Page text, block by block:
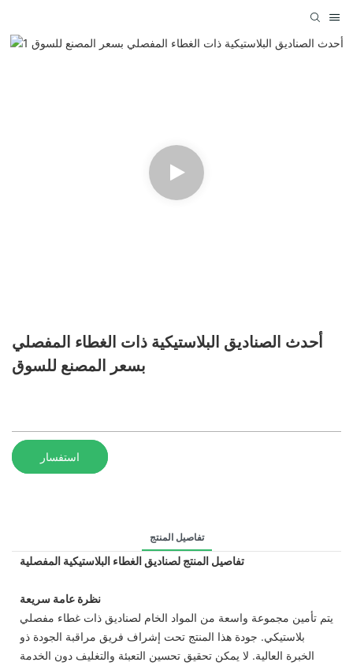
أحدث الصناديق البلاستيكية ذات الغطاء المفصلي
بسعر المصنع للسوق
استفسار
تفاصيل المنتج
تفاصيل المنتج لصناديق الغطاء البلاستيكية المفصلية
نظرة عامة سريعة
يتم تأمين مجموعة واسعة من المواد الخام لصناديق ذات غطاء مفصلي
بلاستيكي. جودة هذا المنتج تحت إشراف فريق مراقبة الجودة ذو
الخبرة العالية. لا يمكن تحقيق تحسين التعبئة والتغليف دون الخدمة